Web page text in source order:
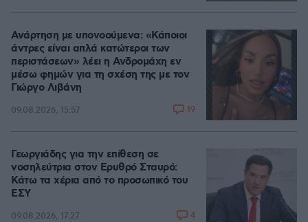
Ανάρτηση με υπονοούμενα: «Κάποιοι
άντρες είναι απλά κατώτεροι των
περιστάσεων» λέει η Ανδρομάχη εν
μέσω φημών για τη σχέση της με τον
Γιώργο Λιβάνη
09.08.2026, 15:57 19
Γεωργιάδης για την επίθεση σε
νοσηλεύτρια στον Ερυθρό Σταυρό:
Κάτω τα χέρια από το προσωπικό του
ΕΣΥ
09.08.2026, 17:27 4